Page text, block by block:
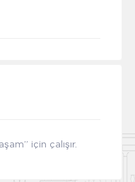
için çalışır.